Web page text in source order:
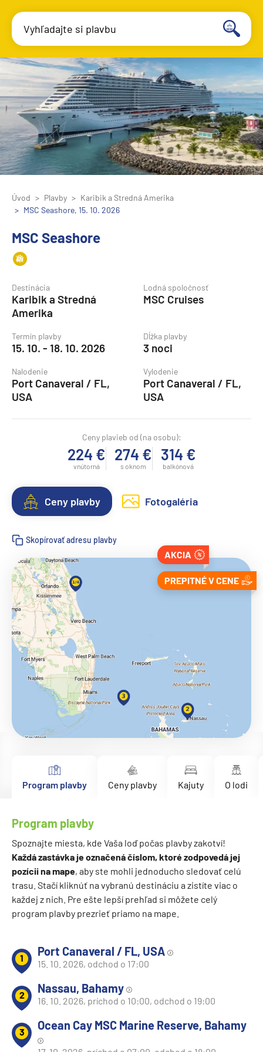
Vyhľadajte si plavbu
Úvod Plavby
Karibik a Stredná Amerika
MSC Seashore, 15. 10. 2026
MSC Seashore
Destinácia
Karibik a Stredná
Amerika
Lodná spoločnosť
MSC Cruises
Termín plavby
15. 10. - 18. 10. 2026
Dĺžka plavby
3 noci
Nalodenie
Port Canaveral / FL,
USA
Vylodenie
Port Canaveral / FL,
USA
Ceny plavieb od (na osobu):
224 €
vnútorná
274 €
s oknom
314 €
balkónová
Ceny plavby Fotogaléria
Skopírovať adresu plavby
AKCIA
PREPITNÉ V CENE
Program plavby Ceny plavby Kajuty O lodi
Program plavby
Spoznajte miesta, kde Vaša loď počas plavby zakotví!
Každá zastávka je označená číslom, ktoré zodpovedá jej
pozícii na mape, aby ste mohli jednoducho sledovať celú
trasu. Stačí kliknúť na vybranú destináciu a zistíte viac o
každej z nich. Pre ešte lepší prehľad si môžete celý
program plavby prezrieť priamo na mape.
1 Port Canaveral / FL, USA
15. 10. 2026, odchod o 17:00
2 Nassau, Bahamy
16. 10. 2026, príchod o 10:00, odchod o 19:00
3 Ocean Cay MSC Marine Reserve, Bahamy